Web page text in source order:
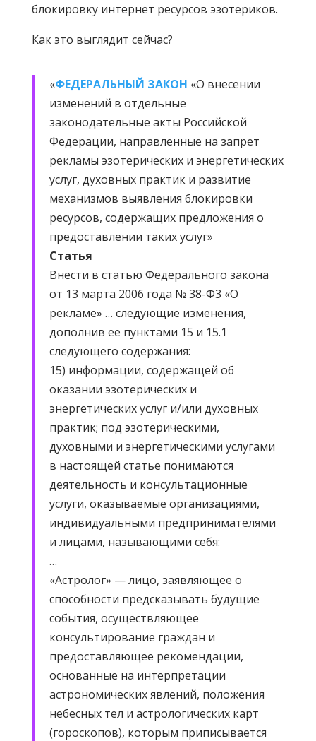
блокировку интернет ресурсов эзотериков.
Как это выглядит сейчас?
«ФЕДЕРАЛЬНЫЙ ЗАКОН «О внесении
изменений в отдельные
законодательные акты Российской
Федерации, направленные на запрет
рекламы эзотерических и энергетических
услуг, духовных практик и развитие
механизмов выявления блокировки
ресурсов, содержащих предложения о
предоставлении таких услуг»
Статья
Внести в статью Федерального закона
от 13 марта 2006 года № 38-Ф3 «О
рекламе» … следующие изменения,
дополнив ее пунктами 15 и 15.1
следующего содержания:
15) информации, содержащей об
оказании эзотерических и
энергетических услуг и/или духовных
практик; под эзотерическими,
духовными и энергетическими услугами
в настоящей статье понимаются
деятельность и консультационные
услуги, оказываемые организациями,
индивидуальными предпринимателями
и лицами, называющими себя:
…
«Астролог» — лицо, заявляющее о
способности предсказывать будущие
события, осуществляющее
консультирование граждан и
предоставляющее рекомендации,
основанные на интерпретации
астрономических явлений, положения
небесных тел и астрологических карт
(гороскопов), которым приписывается